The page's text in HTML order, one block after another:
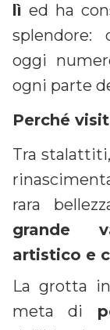
lì ed ha
splendore:
oggi
ogni parte
Perché
Tra
rara
grande
artistico e
La grotta
meta di